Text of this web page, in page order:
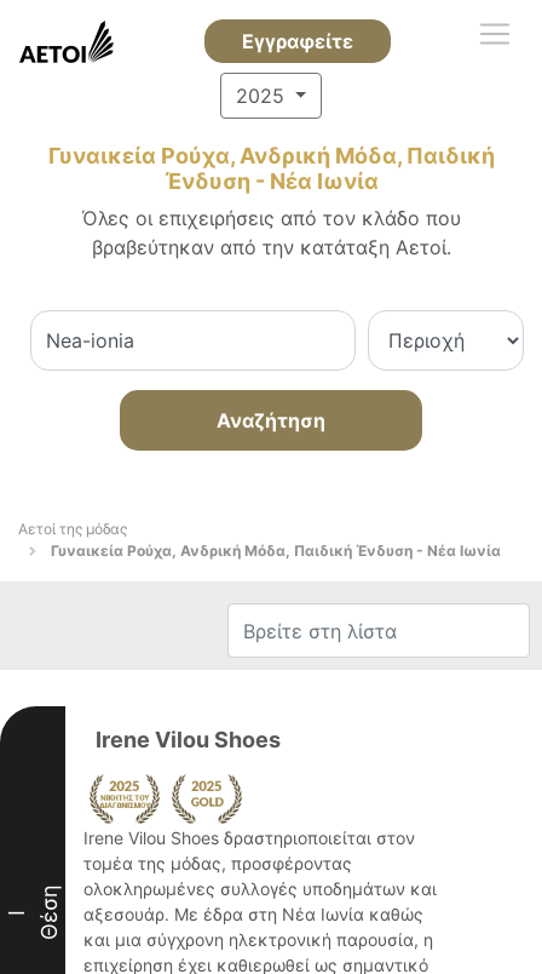
Εγγραφείτε
2025
Γυναικεία Ρούχα, Ανδρική Μόδα, Παιδική
Ένδυση - Νέα Ιωνία
Όλες οι επιχειρήσεις από τον κλάδο που
βραβεύτηκαν από την κατάταξη Αετοί.
Αναζήτηση
Αετοί της μόδας
Γυναικεία Ρούχα, Ανδρική Μόδα, Παιδική Ένδυση - Νέα Ιωνία
I Θέση
Irene Vilou Shoes
Irene Vilou Shoes δραστηριοποιείται στον
τομέα της μόδας, προσφέροντας
ολοκληρωμένες συλλογές υποδημάτων και
αξεσουάρ. Με έδρα στη Νέα Ιωνία καθώς
και μια σύγχρονη ηλεκτρονική παρουσία, η
επιχείρηση έχει καθιερωθεί ως σημαντικό